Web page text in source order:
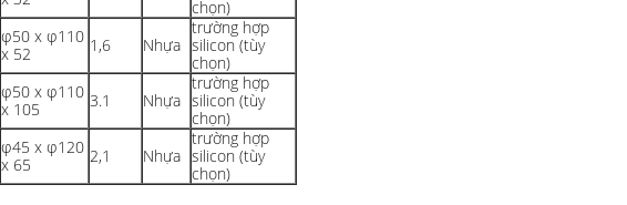
chọn)
φ50 x φ110
x 52
1,6 Nhựa
trường hợp
silicon (tùy
chọn)
φ50 x φ110
x 105
3.1 Nhựa
trường hợp
silicon (tùy
chọn)
φ45 x φ120
x 65
2,1 Nhựa
trường hợp
silicon (tùy
chọn)